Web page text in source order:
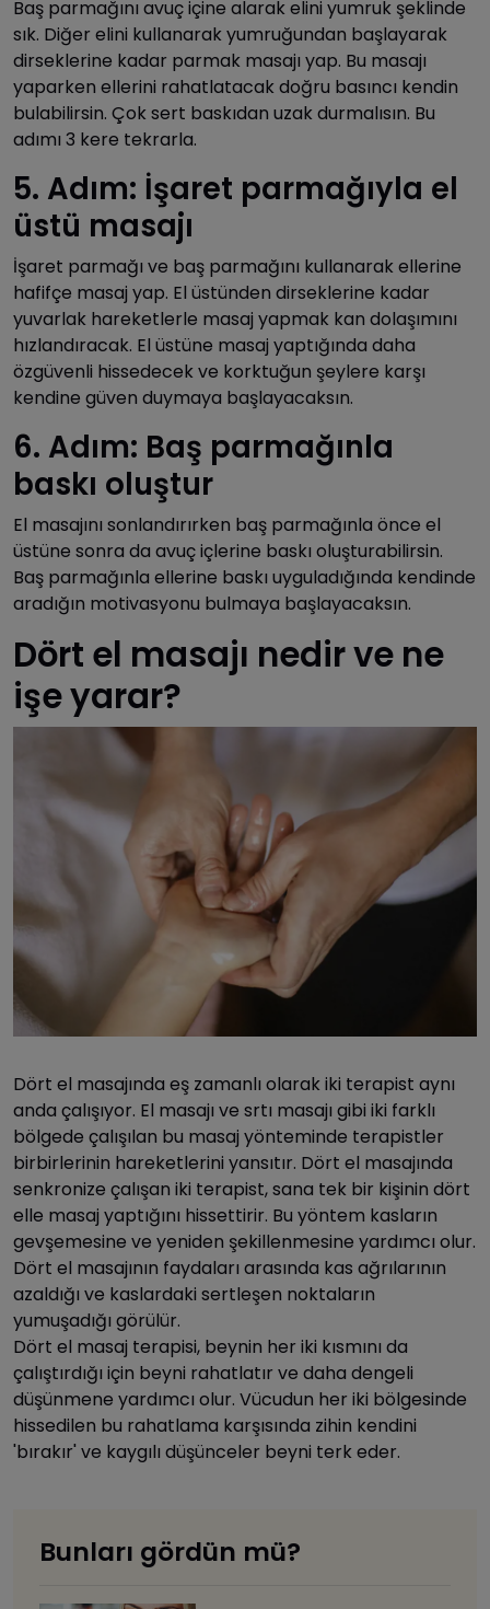
Baş parmağını avuç içine alarak elini yumruk şeklinde
sık. Diğer elini kullanarak yumruğundan başlayarak
dirseklerine kadar parmak masajı yap. Bu masajı
yaparken ellerini rahatlatacak doğru basıncı kendin
bulabilirsin. Çok sert baskıdan uzak durmalısın. Bu
adımı 3 kere tekrarla.
5. Adım: İşaret parmağıyla el
üstü masajı
İşaret parmağı ve baş parmağını kullanarak ellerine
hafifçe masaj yap. El üstünden dirseklerine kadar
yuvarlak hareketlerle masaj yapmak kan dolaşımını
hızlandıracak. El üstüne masaj yaptığında daha
özgüvenli hissedecek ve korktuğun şeylere karşı
kendine güven duymaya başlayacaksın.
6. Adım: Baş parmağınla
baskı oluştur
El masajını sonlandırırken baş parmağınla önce el
üstüne sonra da avuç içlerine baskı oluşturabilirsin.
Baş parmağınla ellerine baskı uyguladığında kendinde
aradığın motivasyonu bulmaya başlayacaksın.
Dört el masajı nedir ve ne
işe yarar?
Dört el masajında eş zamanlı olarak iki terapist aynı
anda çalışıyor. El masajı ve srtı masajı gibi iki farklı
bölgede çalışılan bu masaj yönteminde terapistler
birbirlerinin hareketlerini yansıtır. Dört el masajında
senkronize çalışan iki terapist, sana tek bir kişinin dört
elle masaj yaptığını hissettirir. Bu yöntem kasların
gevşemesine ve yeniden şekillenmesine yardımcı olur.
Dört el masajının faydaları arasında kas ağrılarının
azaldığı ve kaslardaki sertleşen noktaların
yumuşadığı görülür.
Dört el masaj terapisi, beynin her iki kısmını da
çalıştırdığı için beyni rahatlatır ve daha dengeli
düşünmene yardımcı olur. Vücudun her iki bölgesinde
hissedilen bu rahatlama karşısında zihin kendini
'bırakır' ve kaygılı düşünceler beyni terk eder.
Bunları gördün mü?